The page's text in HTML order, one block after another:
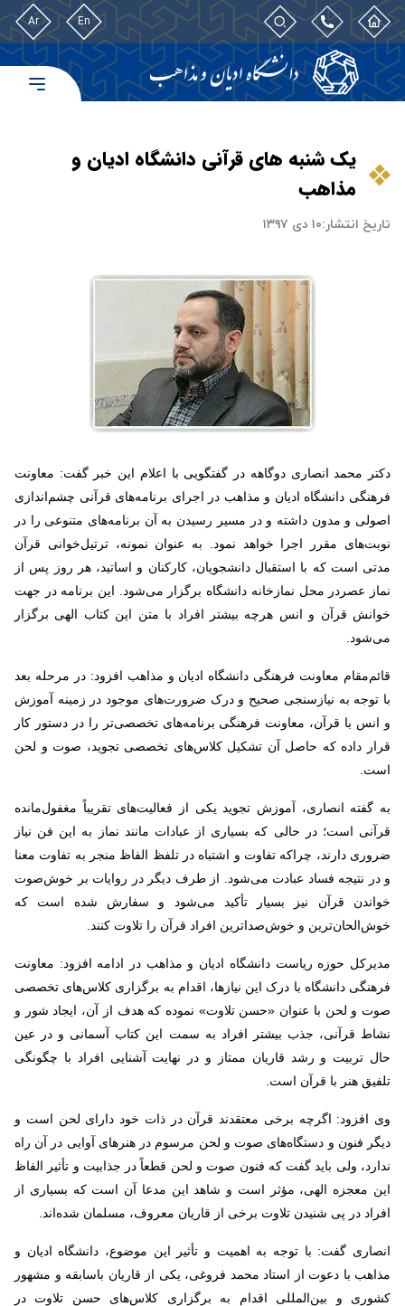
En
Ar
یک شنبه های قرآنی دانشگاه ادیان و
مذاهب
تاریخ انتشار:۱۰ دی ۱۳۹۷
دکتر محمد انصاری دوگاهه در گفتگویی با اعلام این خبر گفت: معاونت
فرهنگی دانشگاه ادیان و مذاهب در اجرای برنامه‌های قرآنی چشم‌اندازی
اصولی و مدون داشته و در مسیر رسیدن به آن برنامه‌های متنوعی را در
نوبت‌های مقرر اجرا خواهد نمود. به عنوان نمونه، ترتیل‌خوانی قرآن
مدتی است که با استقبال دانشجویان، کارکنان و اساتید، هر روز پس از
نماز عصردر محل نمازخانه دانشگاه برگزار می‌شود. این برنامه در جهت
خوانش قرآن و انس هرچه بیشتر افراد با متن این کتاب الهی برگزار
می‌شود
قائم‌مقام معاونت فرهنگی دانشگاه ادیان و مذاهب افزود: در مرحله بعد
با توجه به نیازسنجی صحیح و درک ضرورت‌های موجود در زمینه آموزش
و انس با قرآن، معاونت فرهنگی برنامه‌های تخصصی‌تر را در دستور کار
قرار داده که حاصل آن تشکیل کلاس‌های تخصصی تجوید، صوت و لحن
است
به گفته انصاری، آموزش تجوید یکی از فعالیت‌های تقریباً مغفول‌مانده
قرآنی است؛ در حالی که بسیاری از عبادات مانند نماز به این فن نیاز
ضروری دارند، چراکه تفاوت و اشتباه در تلفظ الفاظ منجر به تفاوت معنا
و در نتیجه فساد عبادت می‌شود. از طرف دیگر در روایات بر خوش‌صوت
خواندن قرآن نیز بسیار تأکید می‌شود و سفارش شده است که
خوش‌الحان‌ترین و خوش‌صداترین افراد قرآن را تلاوت کنند
مدیرکل حوزه ریاست دانشگاه ادیان و مذاهب در ادامه افزود: معاونت
فرهنگی دانشگاه با درک این نیازها، اقدام به برگزاری کلاس‌های تخصصی
صوت و لحن با عنوان «حسن تلاوت» نموده که هدف از آن، ایجاد شور و
نشاط قرآنی، جذب بیشتر افراد به سمت این کتاب آسمانی و در عین
حال تربیت و رشد قاریان ممتاز و در نهایت آشنایی افراد با چگونگی
تلفیق هنر با قرآن است
وی افزود: اگرچه برخی معتقدند قرآن در ذات خود دارای لحن است و
دیگر فنون و دستگاه‌های صوت و لحن مرسوم در هنرهای آوایی در آن راه
ندارد، ولی باید گفت که فنون صوت و لحن قطعاً در جذابیت و تأثیر الفاظ
این معجزه الهی، مؤثر است و شاهد این مدعا آن است که بسیاری از
افراد در پی شنیدن تلاوت برخی از قاریان معروف، مسلمان شده‌اند.
انصاری گفت: با توجه به اهمیت و تأثیر این موضوع، دانشگاه ادیان و
مذاهب با دعوت از استاد محمد فروغی، یکی از قاریان باسابقه و مشهور
کشوری و بین‌المللی اقدام به برگزاری کلاس‌های حسن تلاوت در